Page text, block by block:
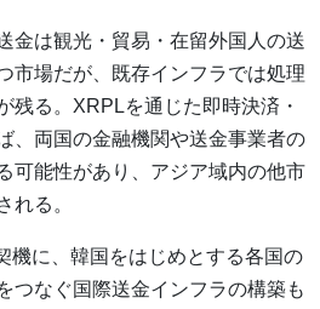
金は観光・貿易・在留外国人の送
市場だが、既存インフラでは処理
残る。XRPLを通じた即時決済・
、両国の金融機関や送金事業者の
可能性があり、アジア域内の他市
れる。
機に、韓国をはじめとする各国の
つなぐ国際送金インフラの構築も